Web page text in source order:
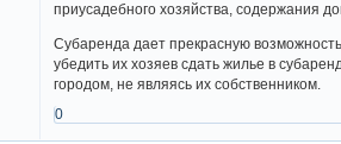
приусадебного хозяйства, содержания
Субаренда дает прекрасную
убедить их хозяев сдать жилье в
городом, не являясь их собственником.
0